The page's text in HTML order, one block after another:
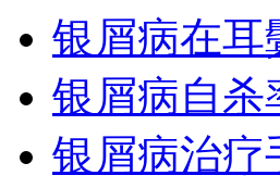
银屑病在耳
银屑病自杀
银屑病治疗